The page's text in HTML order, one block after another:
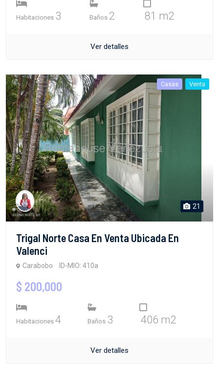
Habitaciones 3 Baños 2 81 m2
Ver detalles
Casas Venta
21
Trigal Norte Casa En Venta Ubicada En
Valenci
Carabobo ID-MIO: 410a
$ 200,000
Habitaciones 4 Baños 3 406 m2
Ver detalles